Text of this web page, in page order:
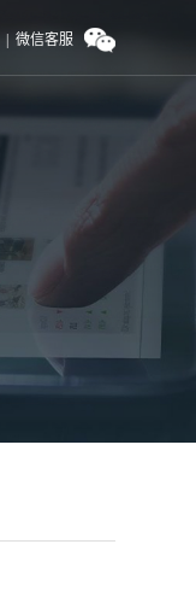
微信客服